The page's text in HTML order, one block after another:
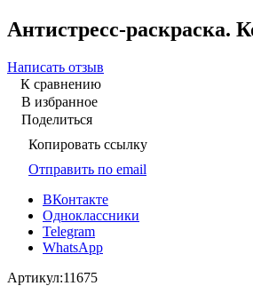
Антистресс-раскраска.
Написать отзыв
К сравнению
В избранное
Поделиться
Копировать ссылку
Отправить по email
ВКонтакте
Одноклассники
Telegram
WhatsApp
Артикул:11675